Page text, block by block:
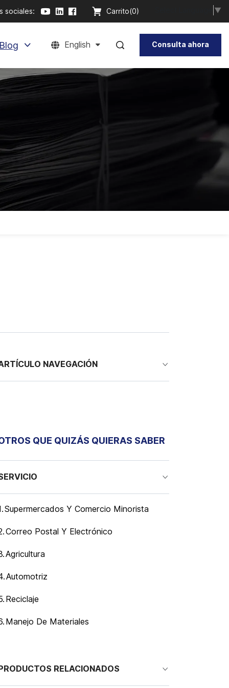
▼
Carrito(0)
sociales:
Consulta ahora
English
Blog
NAVEGACIÓN
QUE QUIZÁS QUIERAS SABER
Supermercados Y Comercio Minorista
Correo Postal Y Electrónico
Agricultura
Automotriz
Reciclaje
Manejo De Materiales
RELACIONADOS